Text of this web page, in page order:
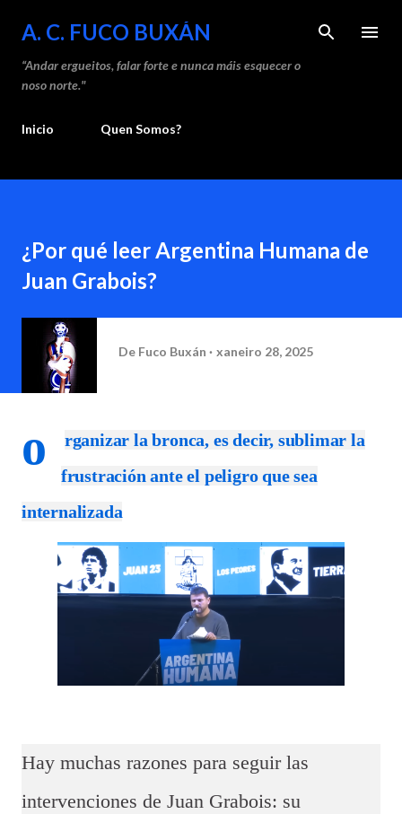
Saltar ao contido principal
A. C. FUCO BUXÁN
“Andar ergueitos, falar forte e nunca máis esquecer o
noso norte."
Inicio Quen Somos?
¿Por qué leer Argentina Humana de
Juan Grabois?
De Fuco Buxán xaneiro 28, 2025
o
rganizar la bronca, es decir, sublimar la
frustración ante el peligro que sea
internalizada
Hay muchas razones para seguir las
intervenciones de Juan Grabois: su